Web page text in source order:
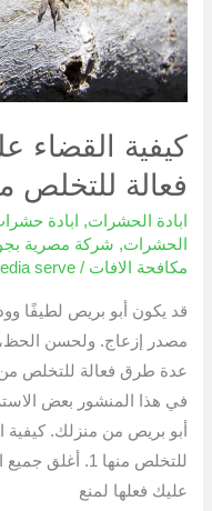
كيفية
فعالة للتخلص
ابادة الحشرات, ابادة
الحشرات, شركة مصرية
مكافحة الافات /
serve
قد يكون أبو بريص لطيفًا
مصدر إزعاج. ولحسن
عدة طرق فعالة للتخلص
في هذا المنشور بعض
أبو بريص من منزلك.
للتخلص منها 1.
عليك فعلها لمنع